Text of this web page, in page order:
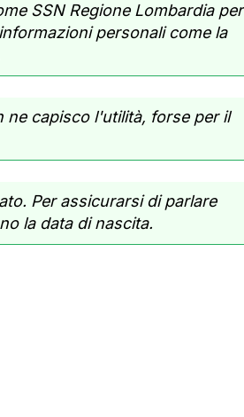
ADS
SSN Regione Lombardia per
personali come la
ne capisco l'utilità, forse per il
Per assicurarsi di parlare
la data di nascita.